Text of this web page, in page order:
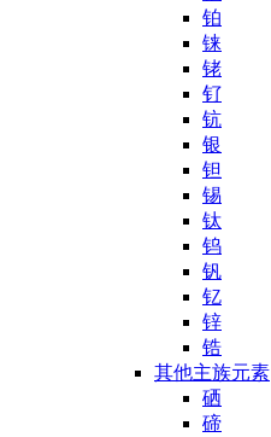
铂
铼
铑
钌
钪
银
钽
锡
钛
钨
钒
钇
锌
锆
其他主族元素
硒
碲